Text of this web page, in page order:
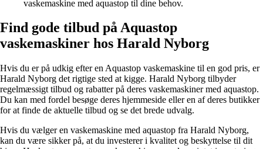
vaskemaskine med aquastop til dine behov.
Find gode tilbud på Aquastop
vaskemaskiner hos Harald Nyborg
Hvis du er på udkig efter en Aquastop vaskemaskine til en god pris, er
Harald Nyborg det rigtige sted at kigge. Harald Nyborg tilbyder
regelmæssigt tilbud og rabatter på deres vaskemaskiner med aquastop.
Du kan med fordel besøge deres hjemmeside eller en af deres butikker
for at finde de aktuelle tilbud og se det brede udvalg.
Hvis du vælger en vaskemaskine med aquastop fra Harald Nyborg,
kan du være sikker på, at du investerer i kvalitet og beskyttelse til dit